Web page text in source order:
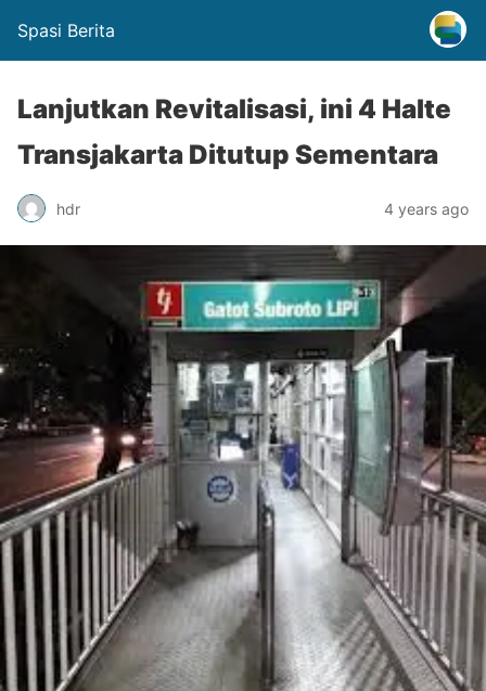
Spasi Berita
Lanjutkan Revitalisasi, ini 4 Halte
Transjakarta Ditutup Sementara
hdr 4 years ago